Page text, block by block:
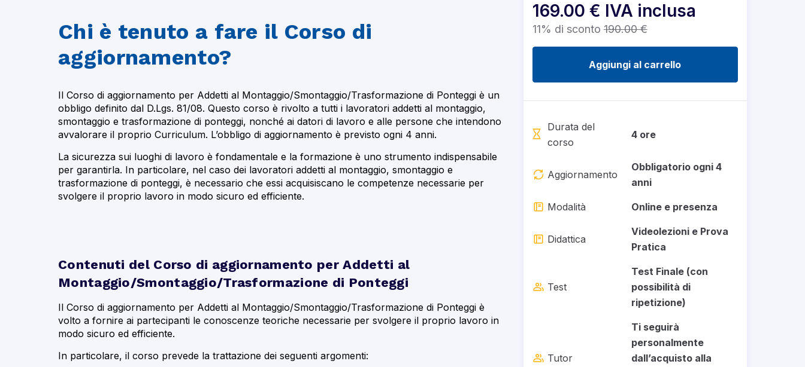
Chi è tenuto a fare il Corso di
aggiornamento?
Il Corso di aggiornamento per Addetti al Montaggio/Smontaggio/Trasformazione di Ponteggi è un
obbligo definito dal D.Lgs. 81/08. Questo corso è rivolto a tutti i lavoratori addetti al montaggio,
smontaggio e trasformazione di ponteggi, nonché ai datori di lavoro e alle persone che intendono
avvalorare il proprio Curriculum. L’obbligo di aggiornamento è previsto ogni 4 anni.
La sicurezza sui luoghi di lavoro è fondamentale e la formazione è uno strumento indispensabile
per garantirla. In particolare, nel caso dei lavoratori addetti al montaggio, smontaggio e
trasformazione di ponteggi, è necessario che essi acquisiscano le competenze necessarie per
svolgere il proprio lavoro in modo sicuro ed efficiente.
Contenuti del Corso di aggiornamento per Addetti al
Montaggio/Smontaggio/Trasformazione di Ponteggi
Il Corso di aggiornamento per Addetti al Montaggio/Smontaggio/Trasformazione di Ponteggi è
volto a fornire ai partecipanti le conoscenze teoriche necessarie per svolgere il proprio lavoro in
modo sicuro ed efficiente.
In particolare, il corso prevede la trattazione dei seguenti argomenti:
169.00 € IVA inclusa
11% di sconto190.00 €
Aggiungi al carrello
Durata del
corso
4 ore
Aggiornamento
Obbligatorio ogni 4
anni
Modalità Online e presenza
Didattica
Videolezioni e Prova
Pratica
Test
Test Finale (con
possibilità di
ripetizione)
Tutor
Ti seguirà
personalmente
dall’acquisto alla